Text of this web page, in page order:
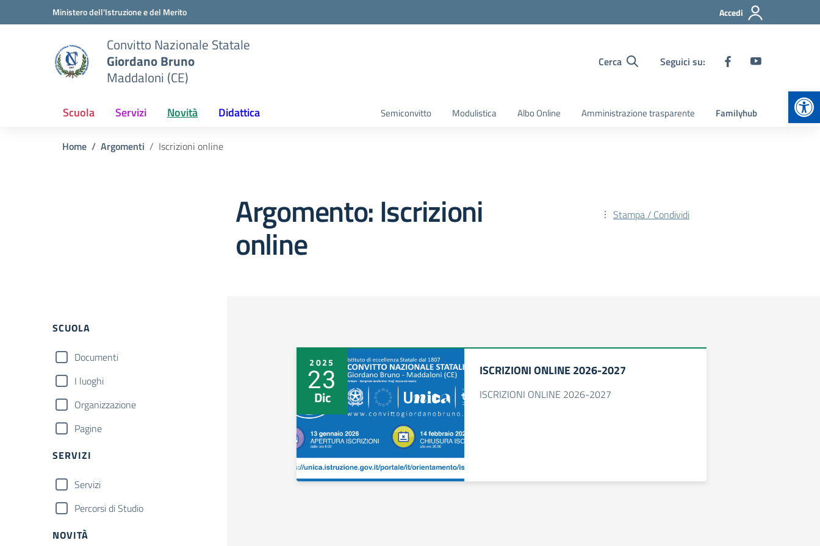
Vai ai contenuti
Vai al menu di navigazioneMinistero dell'Istruzione e del Merito Accedi
Convitto Nazionale Statale
Giordano Bruno
Maddaloni (CE)
Cerca Seguici su:
Scuola Servizi Novità Didattica Semiconvitto Modulistica Albo Online Amministrazione trasparente Familyhub
Home Argomenti Iscrizioni online
Argomento: Iscrizioni
online
Stampa / Condividi
Filtri
SCUOLA
Documenti
I luoghi
Organizzazione
Pagine
SERVIZI
Servizi
Percorsi di Studio
NOVITÀ
2025
23
Dic
ISCRIZIONI ONLINE 2026-2027
ISCRIZIONI ONLINE 2026-2027